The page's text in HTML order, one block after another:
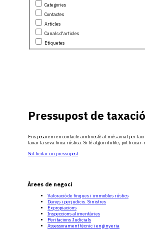
Categories
Contactes
Articles
Canals d'articles
Etiquetes
Pressupost de taxació
Ens posarem en contacte amb vostè al més aviat per
taxar la seva finca rústica. Si té algun dubte, pot
Sol·licitar un pressupost
Àrees de negoci
Valoració de finques i immobles rústics
Danys i perjudicis. Sinistres
Expropiacions
Inspeccions alimentàries
Peritacions Judicials
Assessorament tècnic i enginyeria